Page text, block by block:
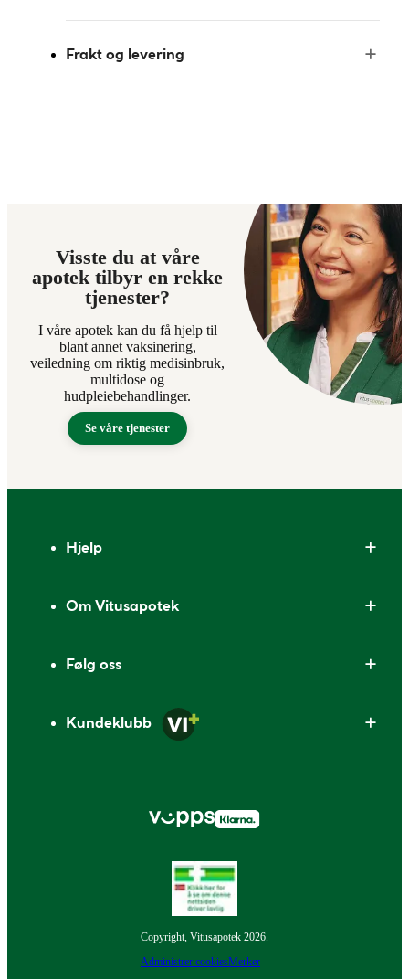
Frakt og levering
Visste du at våre
apotek tilbyr en rekke
tjenester?
I våre apotek kan du få hjelp til
blant annet vaksinering,
veiledning om riktig medisinbruk,
multidose og
hudpleiebehandlinger.
Se våre tjenester
Hjelp
Om Vitusapotek
Følg oss
Kundeklubb
Copyright, Vitusapotek 2026.
Administrer cookiesMerker